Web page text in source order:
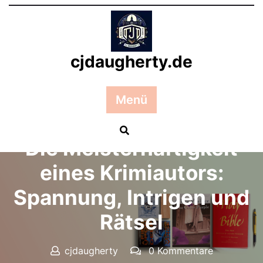
Zum
cjdaugherty.de
Menü
Die Meisterhaftigkeit
eines Krimiautors:
Spannung, Intrigen und
Rätsel
cjdaugherty
0 Kommentare